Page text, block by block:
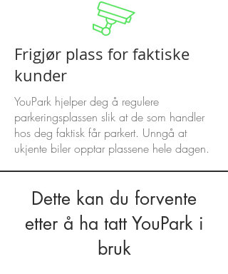
Frigjør plass for faktiske
kunder
YouPark hjelper deg å regulere
parkeringsplassen slik at de som handler
hos deg faktisk får parkert. Unngå at
ukjente biler opptar plassene hele dagen.
Dette kan du forvente
etter å ha tatt YouPark i
bruk